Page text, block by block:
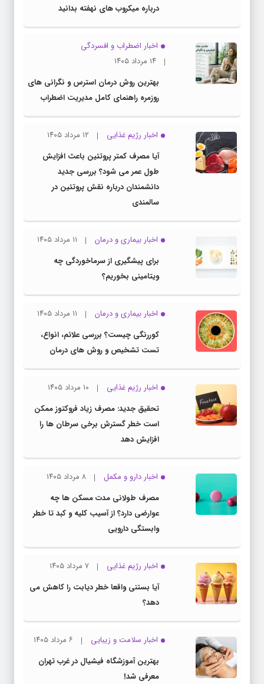
درباره میکروب های نهفته بدانید
اخبار اضطراب و افسردگی
۱۴ مرداد ۱۴۰۵
بهترین روش درمان استرس و نگرانی های
روزمره راهنمای کامل مدیریت اضطراب
اخبار رژیم غذایی
۱۲ مرداد ۱۴۰۵
آیا مصرف کمتر پروتئین باعث افزایش
طول عمر می شود؟ بررسی جدید
دانشمندان درباره نقش پروتئین در
سالمندی
اخبار بیماری و درمان
۱۱ مرداد ۱۴۰۵
برای پیشگیری از سرماخوردگی چه
ویتامینی بخوریم؟
اخبار بیماری و درمان
۱۱ مرداد ۱۴۰۵
کوررنگی چیست؟ بررسی علائم، انواع،
تست تشخیص و روش های درمان
اخبار رژیم غذایی
۱۰ مرداد ۱۴۰۵
تحقیق جدید: مصرف زیاد فروکتوز ممکن
است خطر گسترش برخی سرطان ها را
افزایش دهد
اخبار دارو و مکمل
۸ مرداد ۱۴۰۵
مصرف طولانی مدت مسکن ها چه
عوارضی دارد؟ از آسیب کلیه و کبد تا خطر
وابستگی دارویی
اخبار رژیم غذایی
۷ مرداد ۱۴۰۵
آیا بستنی واقعا خطر دیابت را کاهش می
دهد؟
اخبار سلامت و زیبایی
۶ مرداد ۱۴۰۵
بهترین آموزشگاه فیشیال در غرب تهران
معرفی شد!